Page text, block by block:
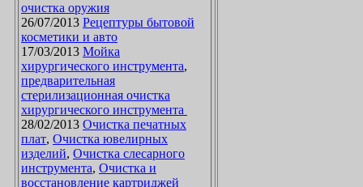
очистка оружия
26/07/2013 Рецептуры бытовой
косметики и авто
17/03/2013 Мойка
хирургического инструмента,
предварительная
стерилизационная очистка
хирургического инструмента
28/02/2013 Очистка печатных
плат, Очистка ювелирных
изделий, Очистка слесарного
инструмента, Очистка и
восстановление картриджей